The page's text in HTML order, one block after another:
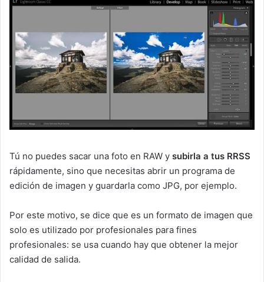
Tú no puedes sacar una foto en RAW y subirla a tus RRSS
rápidamente, sino que necesitas abrir un programa de
edición de imagen y guardarla como JPG, por ejemplo.
Por este motivo, se dice que es un formato de imagen que
solo es utilizado por profesionales para fines
profesionales: se usa cuando hay que obtener la mejor
calidad de salida.